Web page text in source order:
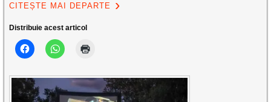
CITEȘTE MAI DEPARTE
Distribuie acest articol